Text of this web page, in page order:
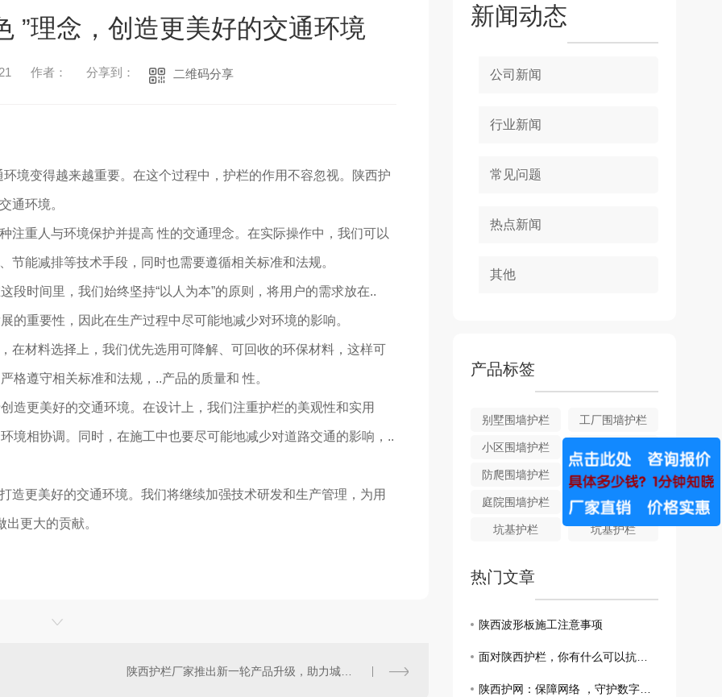
”理念，创造更美好的交通环境
作者： 分享到： 二维码分享
境变得越来越重要。在这个过程中，护栏的作用不容忽视。陕西护
通环境。
注重人与环境保护并提高 性的交通理念。在实际操作中，我们可以
节能减排等技术手段，同时也需要遵循相关标准和法规。
段时间里，我们始终坚持“以人为本”的原则，将用户的需求放在..
的重要性，因此在生产过程中尽可能地减少对环境的影响。
在材料选择上，我们优先选用可降解、可回收的环保材料，这样可
格遵守相关标准和法规，..产品的质量和 性。
造更美好的交通环境。在设计上，我们注重护栏的美观性和实用
境相协调。同时，在施工中也要尽可能地减少对道路交通的影响，..
造更美好的交通环境。我们将继续加强技术研发和生产管理，为用
更大的贡献。
陕西护栏厂家推出新一轮产品升级，助力城市交通建设
新闻动态
公司新闻
行业新闻
常见问题
热点新闻
其他
产品标签
别墅围墙护栏 工厂围墙护栏
小区围墙护栏 FN-折弯护栏
防爬围墙护栏 企业围墙护栏
庭院围墙护栏 坑基护栏
坑基护栏 坑基护栏
热门文章
陕西波形板施工注意事项
面对陕西护栏，你有什么可以抗拒？
陕西护网：保障网络 ，守护数字边疆